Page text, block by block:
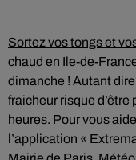
Sortez vos tongs et
chaud en Ile-de-
dimanche ! Autant
fraicheur risque d’être
heures. Pour vous
l’application «